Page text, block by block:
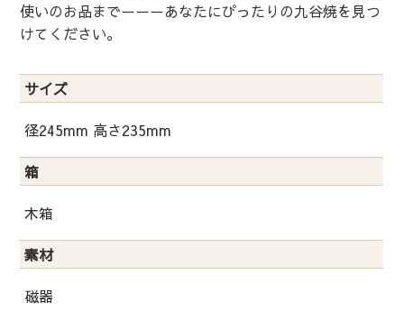
使いのお品までーーーあなたにぴったりの九谷焼を見つ
けてください。
サイズ
径245mm 高さ235mm
箱
木箱
素材
磁器